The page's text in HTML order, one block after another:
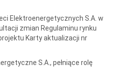
Elektroenergetycznych S.A. w
zmian Regulaminu rynku
Karty aktualizacji nr
S.A., pełniące rolę